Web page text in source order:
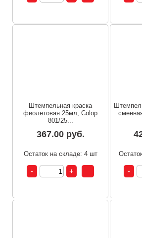
Штемпельная краска
фиолетовая 25мл, Colop
801/25...
367.00 руб.
Остаток на складе: 4 шт